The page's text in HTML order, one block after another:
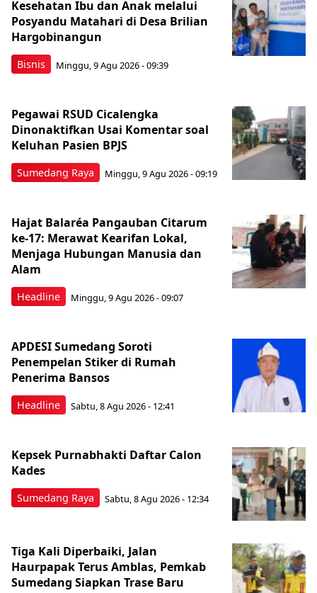
Bisnis
Kesehatan Ibu dan Anak melalui
Posyandu Matahari di Desa Brilian
Hargobinangun
Minggu, 9 Agu 2026 - 09:39
Sumedang Raya
Pegawai RSUD Cicalengka
Dinonaktifkan Usai Komentar soal
Keluhan Pasien BPJS
Minggu, 9 Agu 2026 - 09:19
Headline
Hajat Balaréa Pangauban Citarum
ke-17: Merawat Kearifan Lokal,
Menjaga Hubungan Manusia dan
Alam
Minggu, 9 Agu 2026 - 09:07
Headline
APDESI Sumedang Soroti
Penempelan Stiker di Rumah
Penerima Bansos
Sabtu, 8 Agu 2026 - 12:41
Sumedang Raya
Kepsek Purnabhakti Daftar Calon
Kades
Sabtu, 8 Agu 2026 - 12:34
Tiga Kali Diperbaiki, Jalan
Haurpapak Terus Amblas, Pemkab
Sumedang Siapkan Trase Baru